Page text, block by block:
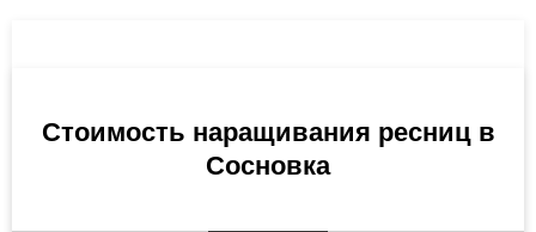
Стоимость наращивания ресниц в
Сосновка